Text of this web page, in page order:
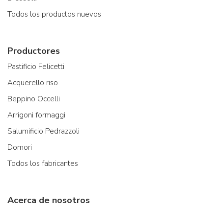
Todos los productos nuevos
Productores
Pastificio Felicetti
Acquerello riso
Beppino Occelli
Arrigoni formaggi
Salumificio Pedrazzoli
Domori
Todos los fabricantes
Acerca de nosotros